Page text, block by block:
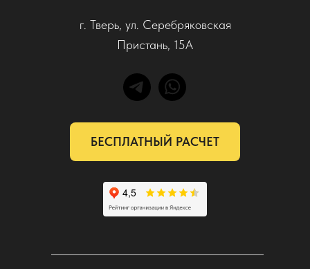
г. Тверь, ул. Серебряковская
Пристань, 15А
БЕСПЛАТНЫЙ РАСЧЕТ